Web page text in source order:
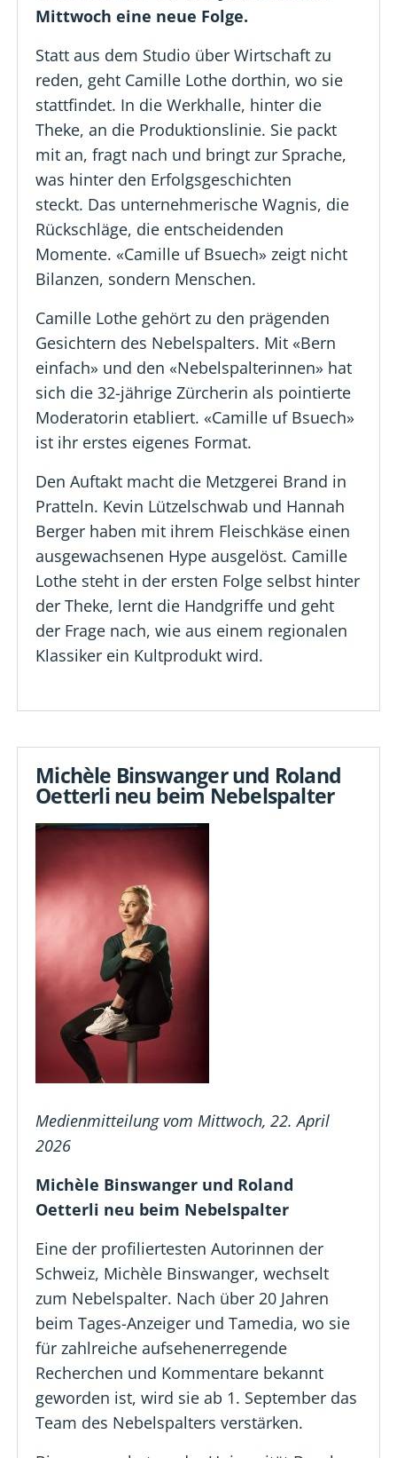
Mittwoch eine neue Folge.
Statt aus dem Studio über Wirtschaft zu
reden, geht Camille Lothe dorthin, wo sie
stattfindet. In die Werkhalle, hinter die
Theke, an die Produktionslinie. Sie packt
mit an, fragt nach und bringt zur Sprache,
was hinter den Erfolgsgeschichten
steckt. Das unternehmerische Wagnis, die
Rückschläge, die entscheidenden
Momente. «Camille uf Bsuech» zeigt nicht
Bilanzen, sondern Menschen.
Camille Lothe gehört zu den prägenden
Gesichtern des Nebelspalters. Mit «Bern
einfach» und den «Nebelspalterinnen» hat
sich die 32-jährige Zürcherin als pointierte
Moderatorin etabliert. «Camille uf Bsuech»
ist ihr erstes eigenes Format.
Den Auftakt macht die Metzgerei Brand in
Pratteln. Kevin Lützelschwab und Hannah
Berger haben mit ihrem Fleischkäse einen
ausgewachsenen Hype ausgelöst. Camille
Lothe steht in der ersten Folge selbst hinter
der Theke, lernt die Handgriffe und geht
der Frage nach, wie aus einem regionalen
Klassiker ein Kultprodukt wird.
Michèle Binswanger und Roland
Oetterli neu beim Nebelspalter
Medienmitteilung vom Mittwoch, 22. April
2026
Michèle Binswanger und Roland
Oetterli neu beim Nebelspalter
Eine der profiliertesten Autorinnen der
Schweiz, Michèle Binswanger, wechselt
zum Nebelspalter. Nach über 20 Jahren
beim Tages-Anzeiger und Tamedia, wo sie
für zahlreiche aufsehenerregende
Recherchen und Kommentare bekannt
geworden ist, wird sie ab 1. September das
Team des Nebelspalters verstärken.